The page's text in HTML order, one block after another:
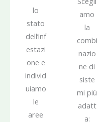
lo
stato
dell’inf
estazi
one e
individ
uiamo
le
aree
amo
la
combi
nazio
ne di
siste
mi più
adatt
a: